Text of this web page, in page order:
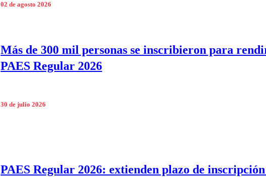
02 de agosto 2026
Más de 300 mil personas se inscribieron para
PAES Regular 2026
30 de julio 2026
PAES Regular 2026: extienden plazo de